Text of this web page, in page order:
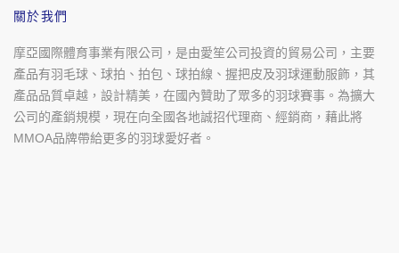
關於我們
摩亞國際體育事業有限公司，是由愛笙公司投資的貿易公司，主要
產品有羽毛球、球拍、拍包、球拍線、握把皮及羽球運動服飾，其
產品品質卓越，設計精美，在國內贊助了眾多的羽球賽事。為擴大
公司的產銷規模，現在向全國各地誠招代理商、經銷商，藉此將
MMOA品牌帶給更多的羽球愛好者。